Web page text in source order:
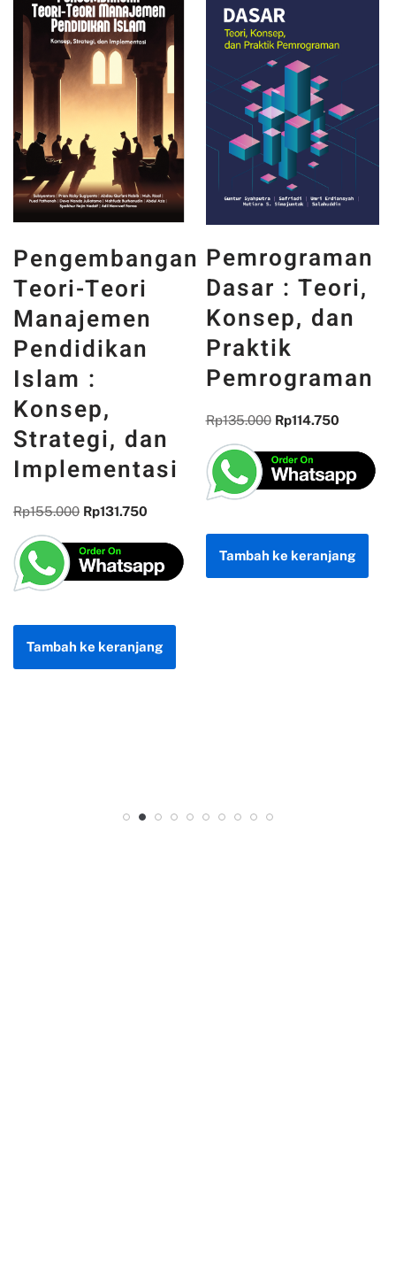
Pemrograman
Dasar : Teori,
Konsep, dan
Praktik
Pemrograman
Rp 135.000 Rp114.750
Tambah ke keranjang
PANCASILA
DAN WAJAH
INDONESIA :
MEMORI,
PENGALAMAN,
DAN
REFLEKSI
KEBANGSAAN
Rp300.000 Rp255.000